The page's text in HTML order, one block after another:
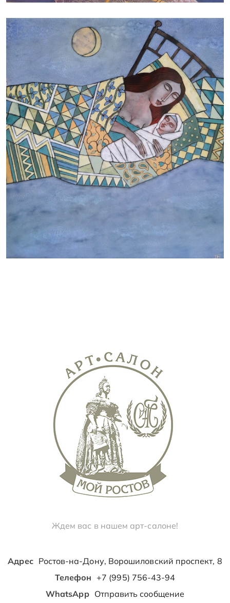
Ждем вас в нашем арт-салоне!
Адрес Ростов-на-Дону, Ворошиловский проспект, 8
Телефон +7 (995) 756-43-94
WhatsApp Отправить сообщение